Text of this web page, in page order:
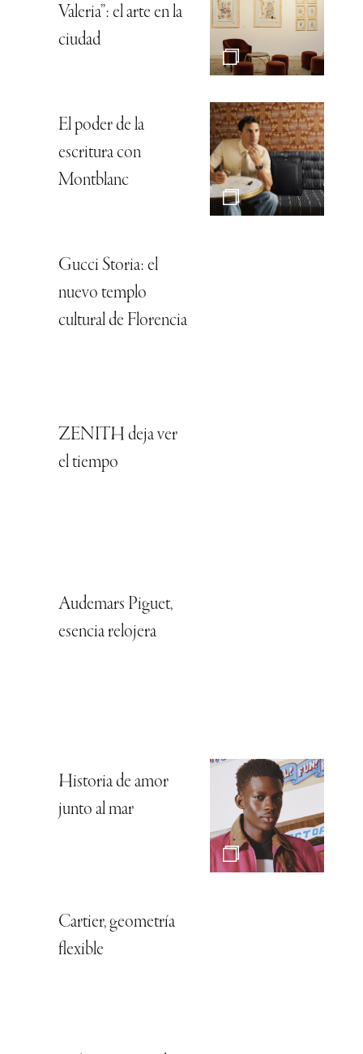
Valeria”: el arte en la
ciudad
El poder de la
escritura con
Montblanc
Gucci Storia: el
nuevo templo
cultural de Florencia
ZENITH deja ver
el tiempo
Audemars Piguet,
esencia relojera
Historia de amor
junto al mar
Cartier, geometría
flexible